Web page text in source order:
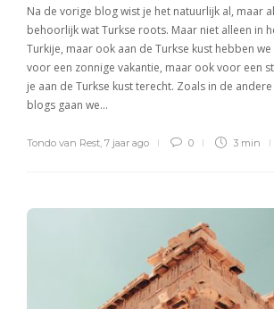
Na de vorige blog wist je het natuurlijk al, maar
behoorlijk wat Turkse roots. Maar niet alleen in
Turkije, maar ook aan de Turkse kust hebben
voor een zonnige vakantie, maar ook voor een
je aan de Turkse kust terecht. Zoals in de
blogs gaan we…
Tondo van Rest, 7 jaar ago 0 3 min